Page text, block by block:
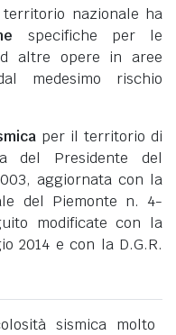
nazionale ha
specifiche per le
altre opere in aree
medesimo rischio
per il territorio di
del Presidente del
aggiornata con la
del Piemonte n. 4-
modificate con la
2014 e con la D.G.R.
sismica molto